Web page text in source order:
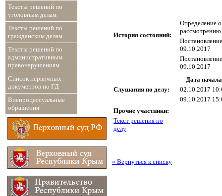
Тексты решений по
уголовным делам
Тексты решений по
гражданским делам
Тексты решений по
административным
правонарушениям
Список первичных
документов по ГД
Внепроцессуальные
обращения
История состояний:
Определение
09.10.2017
09.10.2017
Слушания по делу:
Дата начала
02.10.2017
09.10.2017
Прочие участники:
Текст решения по
делу
« Вернуться к списку